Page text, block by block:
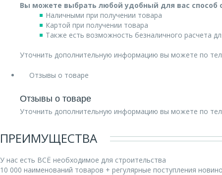
Вы можете выбрать любой удобный для вас способ
Наличными при получении товара
Картой при получении товара
Также есть возможность безналичного расчета
Уточнить дополнительную информацию вы можете по
Отзывы о товаре
Отзывы о товаре
Уточнить дополнительную информацию вы можете по
ПРЕИМУЩЕСТВА
У нас есть ВСЁ необходимое для строительства
10 000 наименований товаров + регулярные поступления